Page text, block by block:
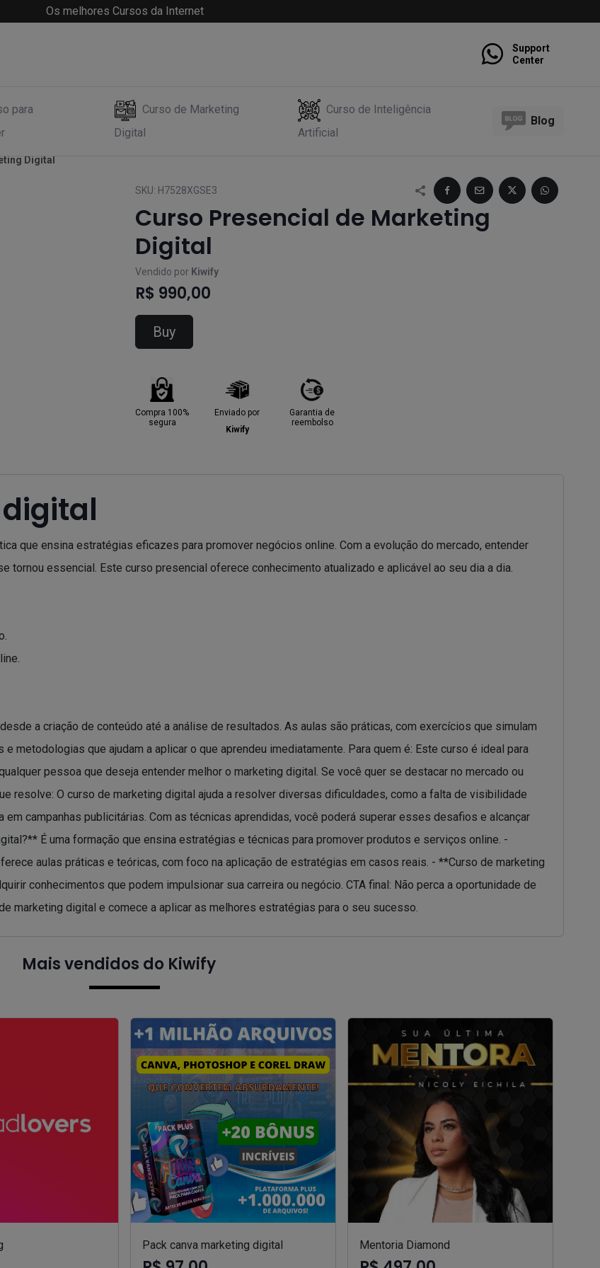
Os melhores Cursos da Internet
Support
Center
para
Curso de Marketing
Digital
Curso de Inteligência
Artificial
Blog
Digital
SKU: H7528XGSE3
Curso Presencial de Marketing
Digital
Vendido por Kiwify
R$ 990,00
Buy
Compra 100%
segura
Enviado por
Kiwify
Garantia de
reembolso
que ensina estratégias eficazes para promover negócios online. Com a evolução do mercado, entender
tornou essencial. Este curso presencial oferece conhecimento atualizado e aplicável ao seu dia a dia.
a criação de conteúdo até a análise de resultados. As aulas são práticas, com exercícios que simulam
metodologias que ajudam a aplicar o que aprendeu imediatamente. Para quem é: Este curso é ideal para
pessoa que deseja entender melhor o marketing digital. Se você quer se destacar no mercado ou
resolve: O curso de marketing digital ajuda a resolver diversas dificuldades, como a falta de visibilidade
campanhas publicitárias. Com as técnicas aprendidas, você poderá superar esses desafios e alcançar
É uma formação que ensina estratégias e técnicas para promover produtos e serviços online. -
aulas práticas e teóricas, com foco na aplicação de estratégias em casos reais. - **Curso de marketing
conhecimentos que podem impulsionar sua carreira ou negócio. CTA final: Não perca a oportunidade de
marketing digital e comece a aplicar as melhores estratégias para o seu sucesso.
Mais vendidos do Kiwify
Pack canva marketing digital Mentoria Diamond